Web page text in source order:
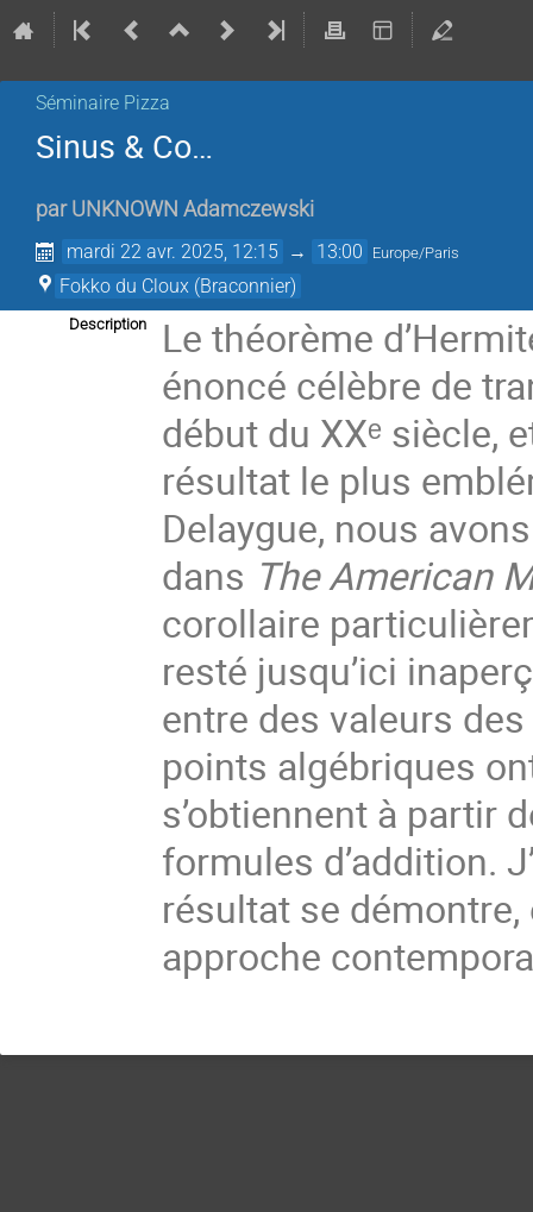
Séminaire Pizza
Sinus & Co…
par UNKNOWN Adamczewski
mardi 22 avr. 2025, 12:15 → 13:00 Europe/Paris
Fokko du Cloux (Braconnier)
Description
Le théorème
énoncé célèbre de
début du XXᵉ siècle,
résultat le plus
Delaygue, nous
dans The American
corollaire
resté jusqu’ici
entre des valeurs
points algébriques
s’obtiennent à partir
formules d’addition.
résultat se
approche